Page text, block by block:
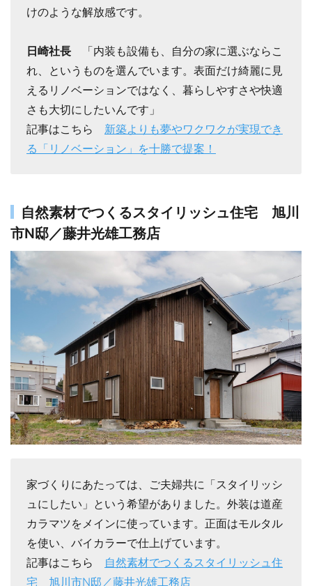
けのような解放感です。
日崎社長 「内装も設備も、自分の家に選ぶならこ
れ、というものを選んでいます。表面だけ綺麗に見
えるリノベーションではなく、暮らしやすさや快適
さも大切にしたいんです」
記事はこちら 新築よりも夢やワクワクが実現でき
る「リノベーション」を十勝で提案！
自然素材でつくるスタイリッシュ住宅 旭川
市N邸／藤井光雄工務店
家づくりにあたっては、ご夫婦共に「スタイリッシ
ュにしたい」という希望がありました。外装は道産
カラマツをメインに使っています。正面はモルタル
を使い、バイカラーで仕上げています。
記事はこちら 自然素材でつくるスタイリッシュ住
宅 旭川市N邸／藤井光雄工務店